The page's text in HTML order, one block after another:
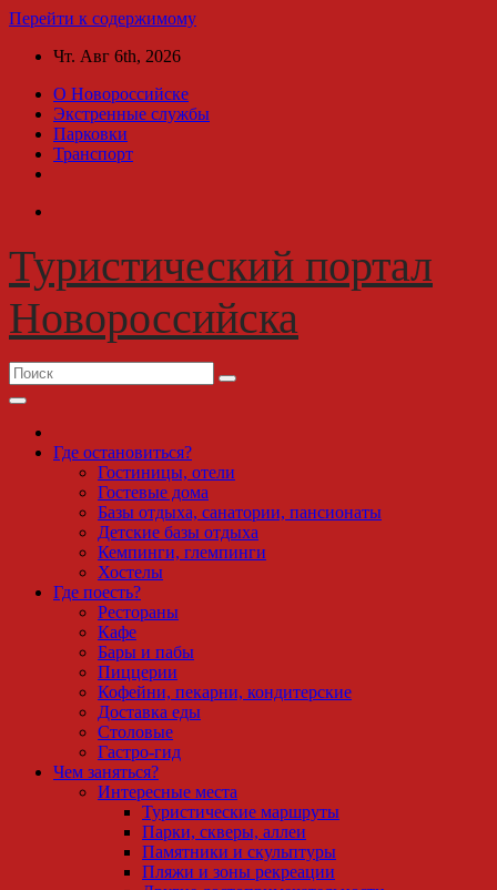
Перейти к содержимому
Чт. Авг 6th, 2026
О Новороссийске
Экстренные службы
Парковки
Транспорт
Туристический портал
Новороссийска
Где остановиться?
Гостиницы, отели
Гостевые дома
Базы отдыха, санатории, пансионаты
Детские базы отдыха
Кемпинги, глемпинги
Хостелы
Где поесть?
Рестораны
Кафе
Бары и пабы
Пиццерии
Кофейни, пекарни, кондитерские
Доставка еды
Столовые
Гастро-гид
Чем заняться?
Интересные места
Туристические маршруты
Парки, скверы, аллеи
Памятники и скульптуры
Пляжи и зоны рекреации